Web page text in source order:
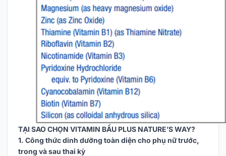
TẠI SAO CHỌN VITAMIN BẦU PLUS NATURE’S WAY?
1. Công thức dinh dưỡng toàn diện cho phụ nữ trước,
trong và sau thai kỳ